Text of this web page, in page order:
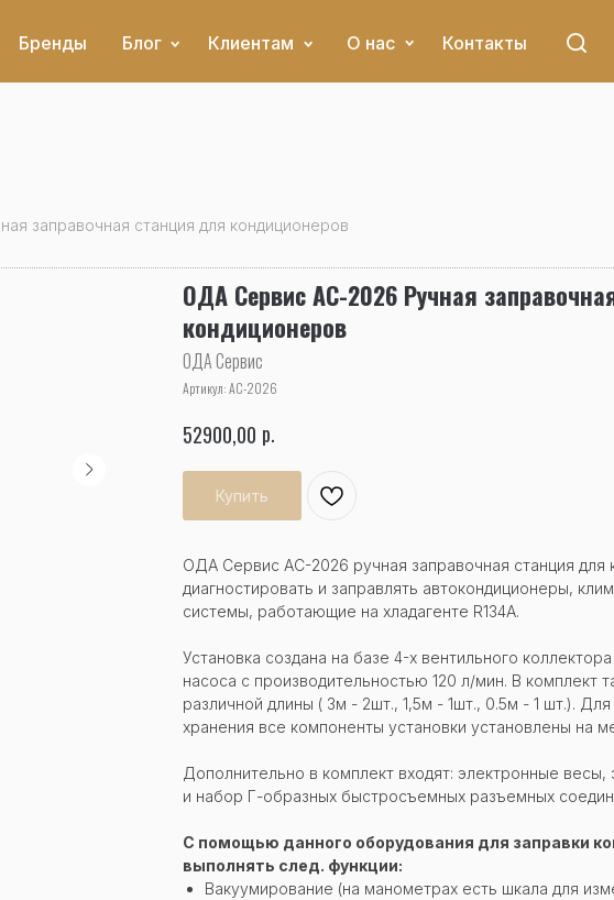
Контакты
Клиентам О нас
Бренды Блог
заправочная станция для кондиционеров
ОДА Сервис AC-2026 Ручная
кондиционеров
ОДА Сервис
Артикул:AC-2026
52900,00 р.
Купить
ОДА Сервис AC-2026 ручная заправочная станция для
диагностировать и заправлять автокондиционеры,
системы, работающие на хладагенте R134A.
Установка создана на базе 4-х вентильного
насоса с производительностью 120 л/мин. В комплект
различной длины ( 3м - 2шт., 1,5м - 1шт., 0.5м - 1 шт.).
хранения все компоненты установки установлены на
Дополнительно в комплект входят: электронные
и набор Г-образных быстросъемных разъемных
С помощью данного оборудования для заправки
выполнять след. функции:
Вакуумирование (на манометрах есть шкала для